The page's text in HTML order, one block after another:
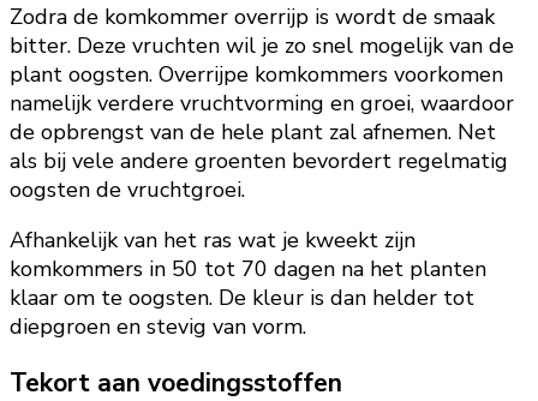
Zodra de komkommer overrijp is wordt de smaak
bitter. Deze vruchten wil je zo snel mogelijk van de
plant oogsten. Overrijpe komkommers voorkomen
namelijk verdere vruchtvorming en groei, waardoor
de opbrengst van de hele plant zal afnemen. Net
als bij vele andere groenten bevordert regelmatig
oogsten de vruchtgroei.
Afhankelijk van het ras wat je kweekt zijn
komkommers in 50 tot 70 dagen na het planten
klaar om te oogsten. De kleur is dan helder tot
diepgroen en stevig van vorm.
Tekort aan voedingsstoffen